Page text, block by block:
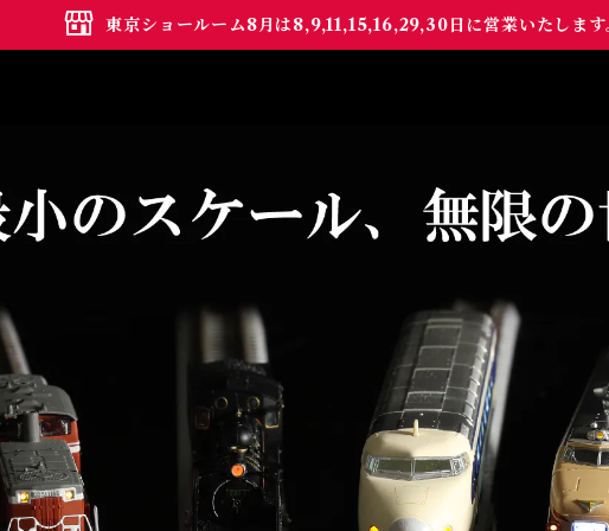
東京ショールーム8月は8,9,11,15,16,29,30日に営業いたします